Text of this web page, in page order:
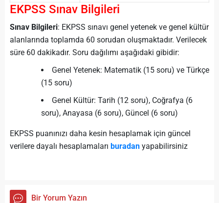
EKPSS Sınav Bilgileri
Sınav Bilgileri: EKPSS sınavı genel yetenek ve genel kültür
alanlarında toplamda 60 sorudan oluşmaktadır. Verilecek
süre 60 dakikadır. Soru dağılımı aşağıdaki gibidir:
Genel Yetenek: Matematik (15 soru) ve Türkçe
(15 soru)
Genel Kültür: Tarih (12 soru), Coğrafya (6
soru), Anayasa (6 soru), Güncel (6 soru)
EKPSS puanınızı daha kesin hesaplamak için güncel
verilere dayalı hesaplamaları buradan yapabilirsiniz
Bir Yorum Yazın